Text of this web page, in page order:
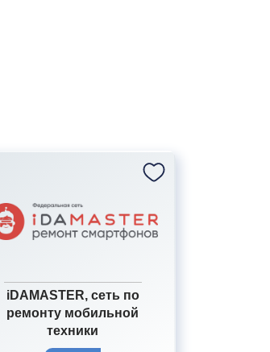
iDAMASTER, сеть по
ремонту мобильной
техники